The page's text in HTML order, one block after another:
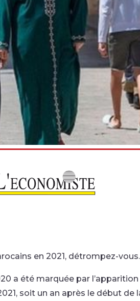
en 2021, détrompez-vous.
a été marquée par
soit un an après le début de